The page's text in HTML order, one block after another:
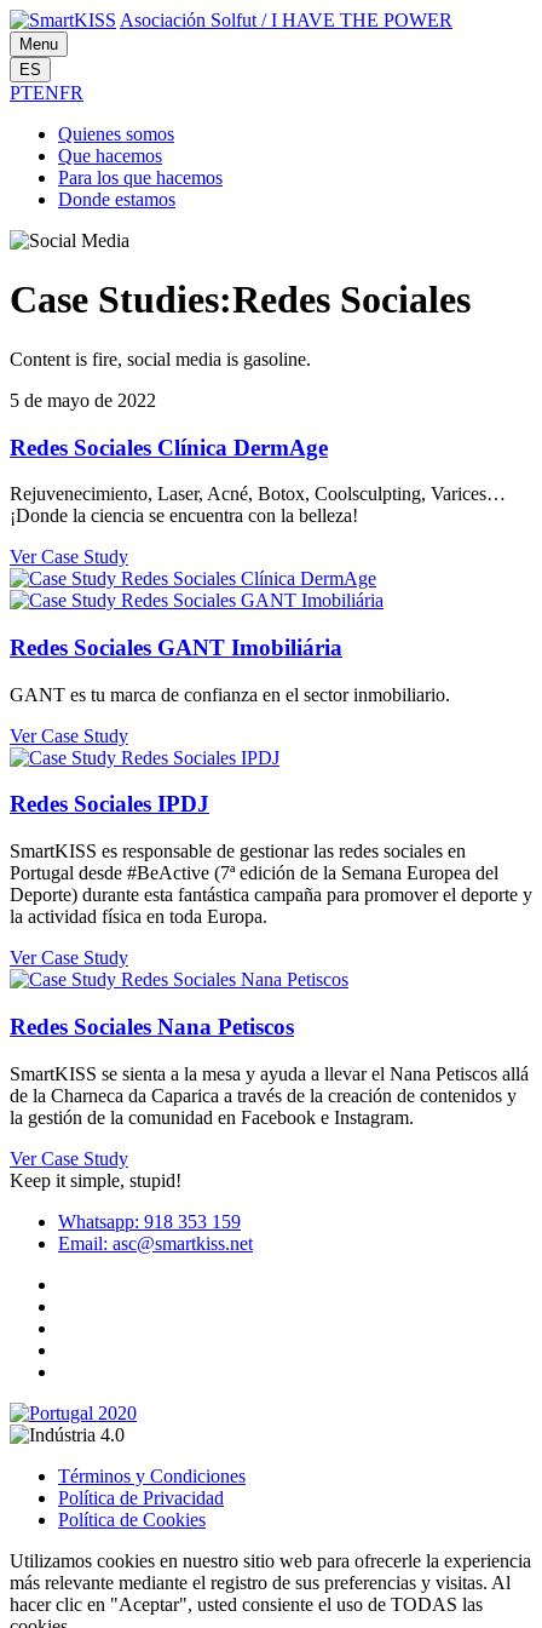
Asociación Solfut /I HAVE THE POWER
Menu
ES
PTENFR
Quienes somos
Que hacemos
Para los que hacemos
Donde estamos
Case Studies:Redes Sociales
Content is fire, social media is gasoline.
5 de mayo de 2022
Redes Sociales Clínica DermAge
Rejuvenecimiento, Laser, Acné, Botox, Coolsculpting, Varices…
¡Donde la ciencia se encuentra con la belleza!
Ver Case Study
Redes Sociales GANT Imobiliária
GANT es tu marca de confianza en el sector inmobiliario.
Ver Case Study
Redes Sociales IPDJ
SmartKISS es responsable de gestionar las redes sociales en
Portugal desde #BeActive (7ª edición de la Semana Europea del
Deporte) durante esta fantástica campaña para promover el deporte y
la actividad física en toda Europa.
Ver Case Study
Redes Sociales Nana Petiscos
SmartKISS se sienta a la mesa y ayuda a llevar el Nana Petiscos allá
de la Charneca da Caparica a través de la creación de contenidos y
la gestión de la comunidad en Facebook e Instagram.
Ver Case Study
Keep it simple, stupid!
Whatsapp: 918 353 159
Email: asc@smartkiss.net
Términos y Condiciones
Política de Privacidad
Política de Cookies
Utilizamos cookies en nuestro sitio web para ofrecerle la experiencia
más relevante mediante el registro de sus preferencias y visitas. Al
hacer clic en "Aceptar", usted consiente el uso de TODAS las